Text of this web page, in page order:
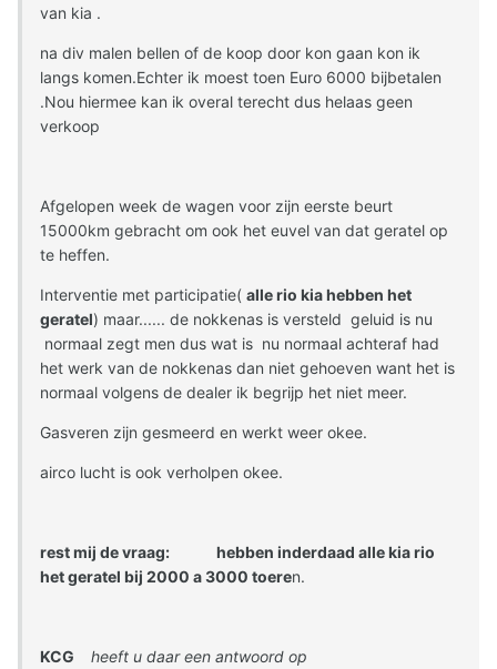
van kia .
na div malen bellen of de koop door kon gaan kon ik
langs komen.Echter ik moest toen Euro 6000 bijbetalen
.Nou hiermee kan ik overal terecht dus helaas geen
verkoop
Afgelopen week de wagen voor zijn eerste beurt
15000km gebracht om ook het euvel van dat geratel op
te heffen.
Interventie met participatie( alle rio kia hebben het
geratel) maar...... de nokkenas is versteld geluid is nu
normaal zegt men dus wat is nu normaal achteraf had
het werk van de nokkenas dan niet gehoeven want het is
normaal volgens de dealer ik begrijp het niet meer.
Gasveren zijn gesmeerd en werkt weer okee.
airco lucht is ook verholpen okee.
rest mij de vraag: hebben inderdaad alle kia rio
het geratel bij 2000 a 3000 toeren.
KCG heeft u daar een antwoord op